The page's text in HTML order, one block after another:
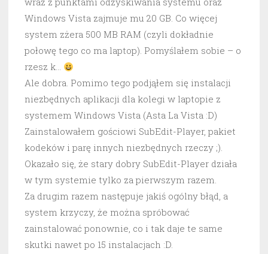
Windows Vista zajmuje mu 20 GB. Co więcej
system zżera 500 MB RAM (czyli dokładnie
połowę tego co ma laptop). Pomyślałem sobie – o
rzesz k…
Ale dobra. Pomimo tego podjąłem się instalacji
niezbędnych aplikacji dla kolegi w laptopie z
systemem Windows Vista (Asta La Vista :D)
Zainstalowałem gościowi SubEdit-Player, pakiet
kodeków i parę innych niezbędnych rzeczy ;).
Okazało się, że stary dobry SubEdit-Player działa
w tym systemie tylko za pierwszym razem.
Za drugim razem następuje jakiś ogólny błąd, a
system krzyczy, że można spróbować
zainstalować ponownie, co i tak daje te same
skutki nawet po 15 instalacjach :D.